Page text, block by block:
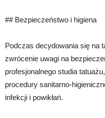
## Bezpieczeństwo i higiena
Podczas decydowania się na
zwrócenie uwagi na
profesjonalnego studia
procedury sanitarno-
infekcji i powikłań.